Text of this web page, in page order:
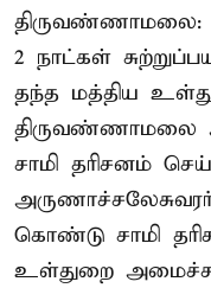
திருவண்ணாமலை:
2 நாட்கள்
தந்த மத்திய
சாமி தரிசனம்
கொண்டு சாமி
உள்துறை